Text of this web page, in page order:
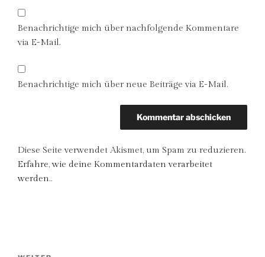
Benachrichtige mich über nachfolgende Kommentare
via E-Mail.
Benachrichtige mich über neue Beiträge via E-Mail.
Diese Seite verwendet Akismet, um Spam zu reduzieren.
Erfahre, wie deine Kommentardaten verarbeitet
werden..